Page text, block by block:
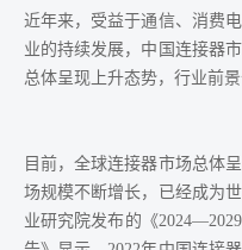
近年来，受益于通信、消费
业的持续发展，中国连接器
总体呈现上升态势，行业前景
目前，全球连接器市场总体
场规模不断增长，已经成为
业研究院发布的《